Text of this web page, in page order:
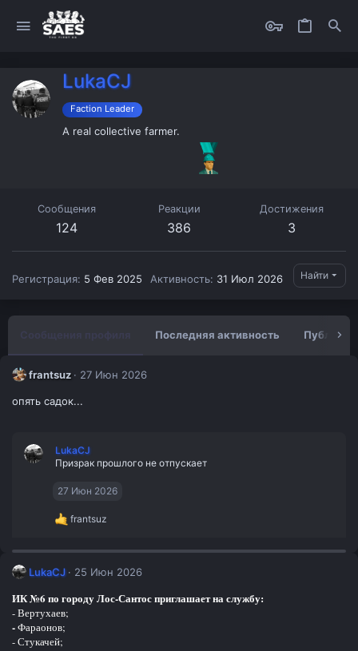
LukaCJ
Faction Leader
A real collective farmer.
Сообщения
124
Реакции
386
Достижения
3
Регистрация 5 Фев 2025 Активность 31 Июл 2026 Найти
Последняя активность
frantsuz 27 Июн 2026
опять садок...
LukaCJ
Призрак прошлого не отпускает
27 Июн 2026
Р
к
ц
frantsuz
LukaCJ 25 Июн 2026
ИК №6 по городу Лос-Сантос приглашает на службу:
- Вертухаев;
-Фараонов;
- Стукачей;